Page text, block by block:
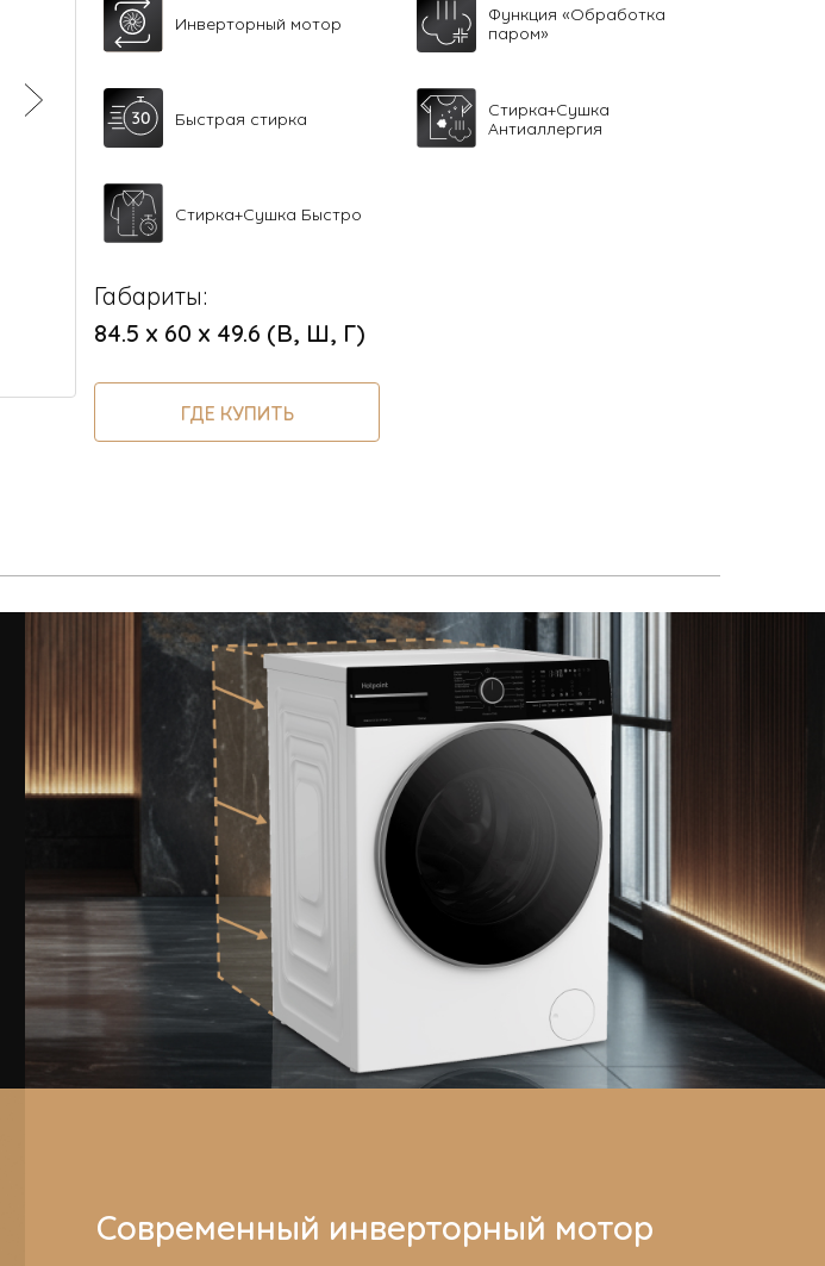
Инверторный мотор Функция «Обработка
паром»
Быстрая стирка Стирка+Сушка
Антиаллергия
Стирка+Сушка Быстро
Габариты:
84.5 х 60 х 49.6 (В, Ш, Г)
ГДЕ КУПИТЬ
Современный инверторный мотор